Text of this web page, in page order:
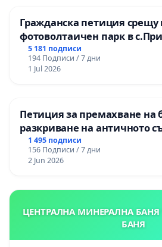
Гражданска петиция срещу
фотоволтаичен парк в
Радомир
5 181 подписи
194 Подписи / 7 дни
1 Jul 2026
Петиция за премахване на
разкриване на античното
Могиланската могила във
1 495 подписи
156 Подписи / 7 дни
2 Jun 2026
ЦЕНТРАЛНА МИНЕРАЛНА
БАНЯ